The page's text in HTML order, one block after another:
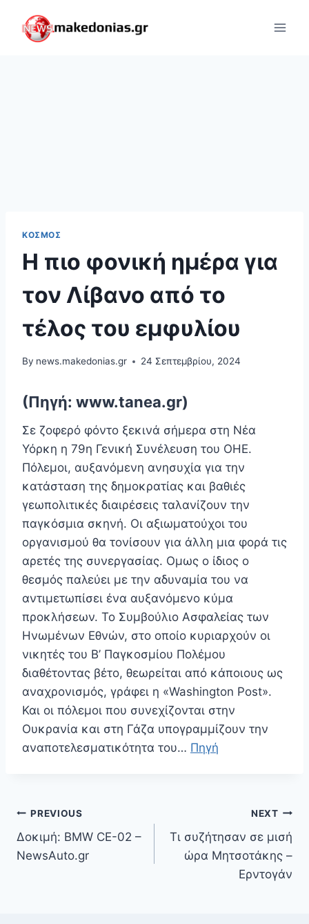
content
ΚΌΣΜΟΣ
Η πιο φονική ημέρα για
τον Λίβανο από το
τέλος του εμφυλίου
By news.makedonias.gr 24 Σεπτεμβρίου, 2024
(Πηγή: www.tanea.gr)
Σε ζοφερό φόντο ξεκινά σήμερα στη Νέα
Υόρκη η 79η Γενική Συνέλευση του ΟΗΕ.
Πόλεμοι, αυξανόμενη ανησυχία για την
κατάσταση της δημοκρατίας και βαθιές
γεωπολιτικές διαιρέσεις ταλανίζουν την
παγκόσμια σκηνή. Οι αξιωματούχοι του
οργανισμού θα τονίσουν για άλλη μια φορά τις
αρετές της συνεργασίας. Ομως o ίδιος ο
θεσμός παλεύει με την αδυναμία του να
αντιμετωπίσει ένα αυξανόμενο κύμα
προκλήσεων. Το Συμβούλιο Ασφαλείας των
Ηνωμένων Εθνών, στο οποίο κυριαρχούν οι
νικητές του Β’ Παγκοσμίου Πολέμου
διαθέτοντας βέτο, θεωρείται από κάποιους ως
αναχρονισμός, γράφει η «Washington Post».
Και οι πόλεμοι που συνεχίζονται στην
Ουκρανία και στη Γάζα υπογραμμίζουν την
αναποτελεσματικότητα του… Πηγή
Πλοήγηση
άρθρων
PREVIOUS
Δοκιμή: BMW CE-02 –
NewsAuto.gr
NEXT
Τι συζήτησαν σε μισή
ώρα Μητσοτάκης –
Ερντογάν